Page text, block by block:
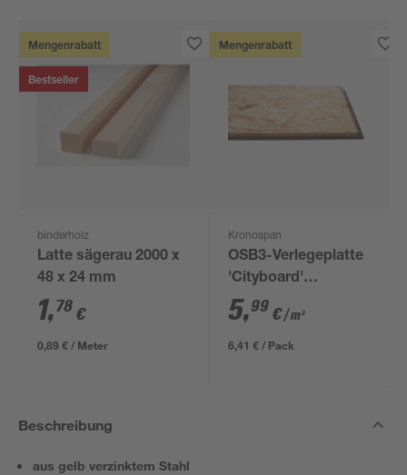
Mengenrabatt
Bestseller
binderholz
Latte sägerau 2000 x
48 x 24 mm
1,78 €
0,89 € / Meter
Mengenrabatt
Kronospan
OSB3-Verlegeplatte
'Cityboard'
ungeschliffen 1690 x
634 x 12 mm
5,99 €/ m²
6,41 € / Pack
Beschreibung
aus gelb verzinktem Stahl